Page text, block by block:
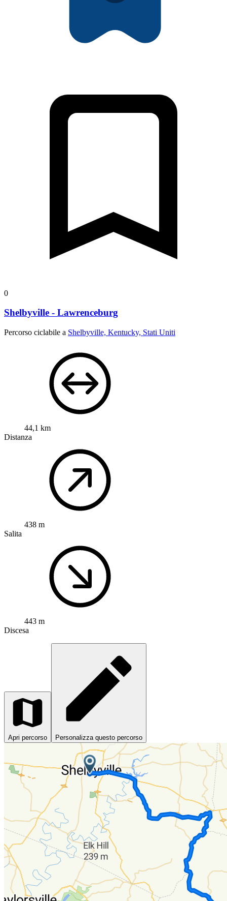
0
Shelbyville - Lawrenceburg
Percorso ciclabile a Shelbyville, Kentucky, Stati Uniti
44,1 km
Distanza
438 m
Salita
443 m
Discesa
Apri percorso Personalizza questo percorso